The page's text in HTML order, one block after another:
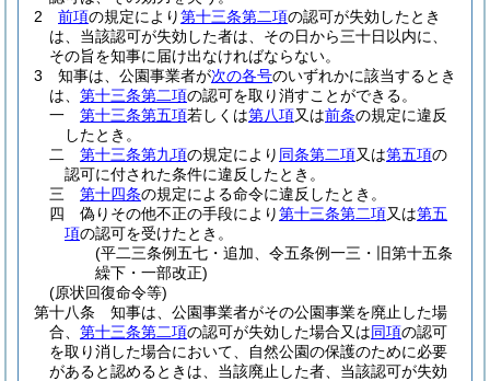
2
前項の規定により第十三条第二項の認可が失効したとき
は、当該認可が失効した者は、その日から三十日以内に、
その旨を知事に届け出なければならない。
3
知事は、公園事業者が次の各号のいずれかに該当するとき
は、 第十三条第二項の認可を取り消すことができる。
一
第十三条第五項若しくは第八項又は前条の規定に違反
したとき。
二
第十三条第九項の規定により 同条第二項又は第五項の
認可に付された条件に違反したとき。
三
第十四条の規定による命令に違反したとき。
四
偽りその他不正の手段により第十三条第二項又は第五
項の認可を受けたとき。
(平二三条例五七・追加、令五条例一三・旧第十五条
繰下・一部改正)
(原状回復命令等)
第十八条
知事は、公園事業者がその公園事業を廃止した場
合、 第十三条第二項の認可が失効した場合又は同項の認可
を取り消した場合において、自然公園の保護のために必要
があると認めるときは、当該廃止した者、当該認可が失効